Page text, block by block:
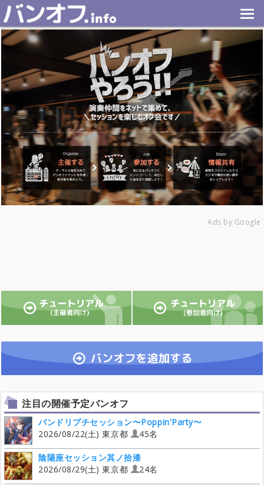
Ads by Google
注目の開催予定バンオフ
バンドリプチセッション〜Poppin'Party〜
2026/08/22(土) 東京都
45名
陰陽座セッション其ノ拾漆
2026/08/29(土) 東京都
24名